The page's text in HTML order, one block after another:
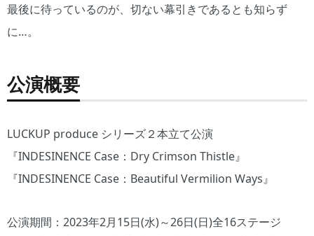
最後に待っているのが、切ない幕引きであるとも知らず
に…。
公演概要
LUCKUP produce シリーズ２本立て公演
『INDESINENCE Case：Dry Crimson Thistle』
『INDESINENCE Case：Beautiful Vermilion Ways』
公演期間：2023年2月15日(水)～26日(日)全16ステージ